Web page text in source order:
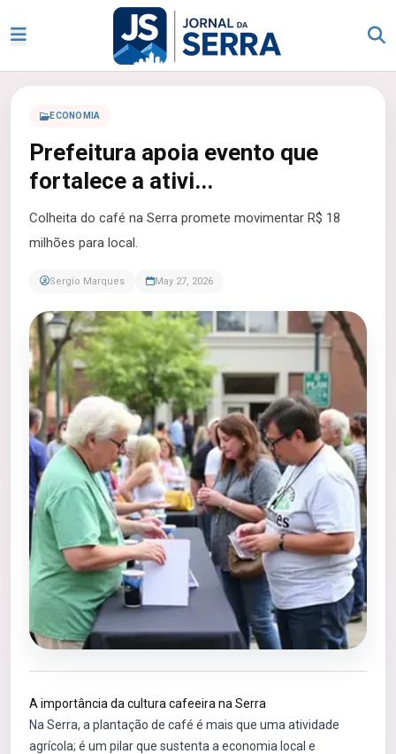
ECONOMIA
Prefeitura apoia evento que
fortalece a ativi...
Colheita do café na Serra promete movimentar R$ 18
milhões para local.
Sergio Marques May 27, 2026
A importância da cultura cafeeira na Serra
Na Serra, a plantação de café é mais que uma atividade
agrícola; é um pilar que sustenta a economia local e